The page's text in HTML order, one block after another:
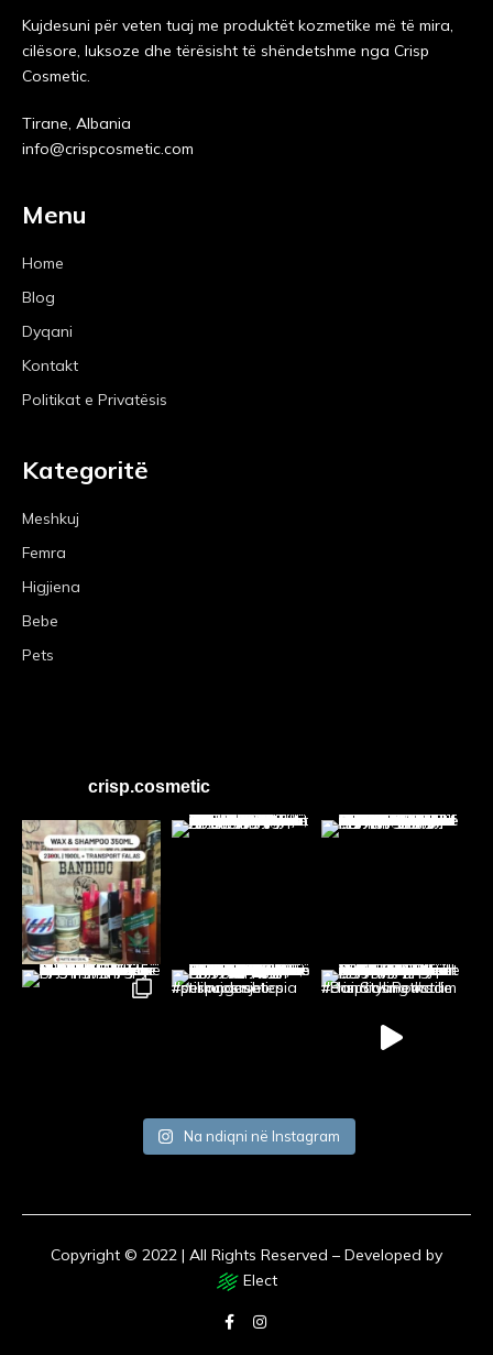
Kujdesuni për veten tuaj me produktët kozmetike më të mira,
cilësore, luksoze dhe tërësisht të shëndetshme nga Crisp
Cosmetic.
Tirane, Albania
info@crispcosmetic.com
Menu
Home
Blog
Dyqani
Kontakt
Politikat e Privatësis
Kategoritë
Meshkuj
Femra
Higjiena
Bebe
Pets
crisp.cosmetic
Na ndiqni në Instagram
Copyright © 2022 | All Rights Reserved – Developed by
Elect